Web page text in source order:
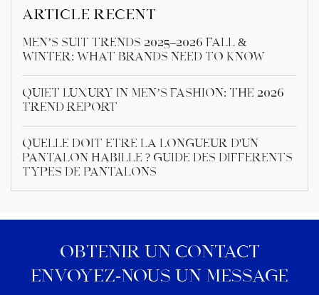
ARTICLE RÉCENT
Men’s Suit Trends 2025–2026 Fall &
Winter: What Brands Need to Know
Quiet Luxury in Men’s Fashion: The 2026
Trend Report
Quelle doit être la longueur d'un
pantalon habillé ? Guide des différents
types de pantalons
OBTENIR UN CONTACT
ENVOYEZ-NOUS UN MESSAGE